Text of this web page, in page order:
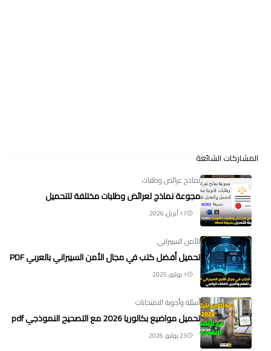
المشاركات الشائعة
نماذج عرائض وطلبات
مجوعة نماذج لعرائض وطلبات مختلفة للتحميل
17 أبريل, 2026
الأمن السيبراني
تحميل أفضل كتب في مجال الأمن السيبراني بالعربي PDF
1 يوليو, 2025
أسئلة وأجوبة الامتحانات
تحميل مواضيع بكالوريا 2026 مع التصحيح النموذجي pdf
23 يوليو, 2026